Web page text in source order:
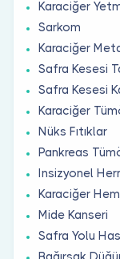
Karaciğer
Sarkom
Karaciğer
Safra Kesesi
Safra Kesesi
Karaciğer
Nüks Fıtıklar
Pankreas
Insizyonel
Karaciğer
Mide Kanseri
Safra Yolu